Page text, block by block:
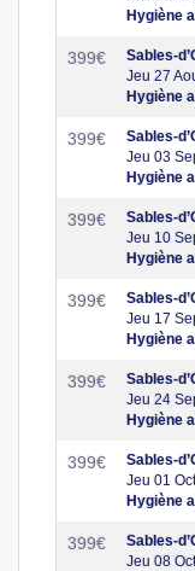
Hygiène
399€
Sables-
Jeu 27
Hygiène
399€
Sables-
Jeu 03
Hygiène
399€
Sables-
Jeu 10
Hygiène
399€
Sables-
Jeu 17
Hygiène
399€
Sables-
Jeu 24
Hygiène
399€
Sables-
Jeu 01
Hygiène
399€
Sables-
Jeu 08